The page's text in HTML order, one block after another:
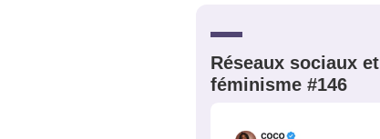
Réseaux sociaux et
féminisme #146